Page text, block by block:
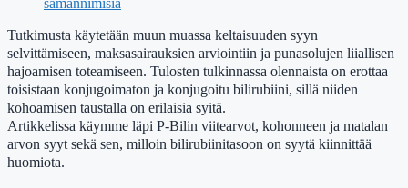
samannimisiä
Tutkimusta käytetään muun muassa keltaisuuden syyn
selvittämiseen, maksasairauksien arviointiin ja punasolujen liiallisen
hajoamisen toteamiseen. Tulosten tulkinnassa olennaista on erottaa
toisistaan konjugoimaton ja konjugoitu bilirubiini, sillä niiden
kohoamisen taustalla on erilaisia syitä.
Artikkelissa käymme läpi P-Bilin viitearvot, kohonneen ja matalan
arvon syyt sekä sen, milloin bilirubiinitasoon on syytä kiinnittää
huomiota.